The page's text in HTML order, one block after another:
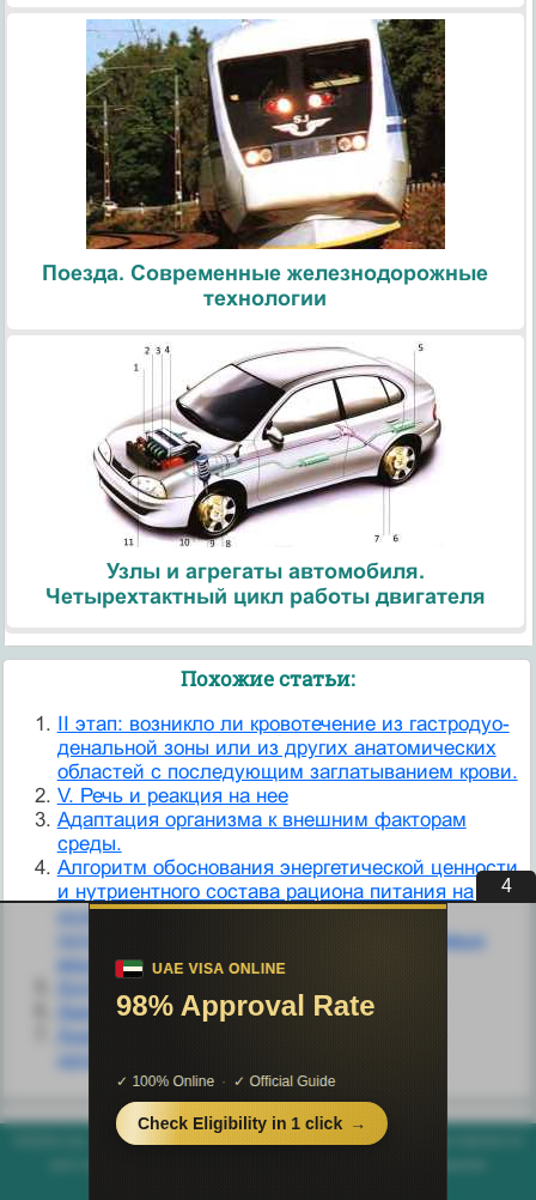
Поезда. Современные железнодорожные
технологии
Узлы и агрегаты автомобиля.
Четырехтактный цикл работы двигателя
Похожие статьи:
II этап: возникло ли кровотечение из гастродуо-
денальной зоны или из других анатомических
областей с последующим за­глатыванием крови.
V. Речь и реакция на нее
Адаптация организма к внешним факторам
среды.
Алгоритм обоснования энергетической ценности
и нутриентного состава рациона питания на
основе определения физиологической
потребности организма в энергии и пищевых
веществах.
Аминокислотный фонд организма
Анатомо-морфологические особенности
организма
helpiks.org - Хелпикс.Орг - 2014-2026 год. Материал сайта представляется
3